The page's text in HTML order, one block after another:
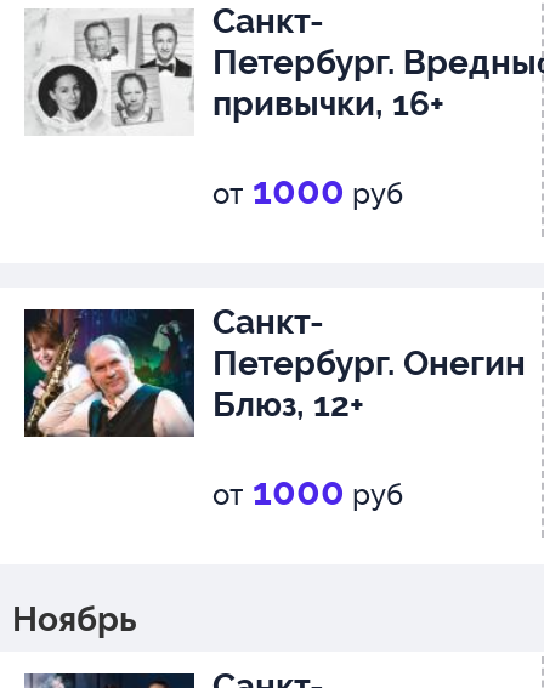
Санкт-
Петербург.
привычки, 16+
от 1000 руб
Санкт-
Петербург. Онегин
Блюз, 12+
от 1000 руб
Ноябрь